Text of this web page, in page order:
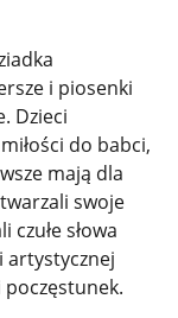
i piosenki
Dzieci
do babci,
mają dla
swoje
słowa
artystycznej
poczęstunek.